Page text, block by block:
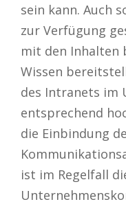
sein kann. Auch
zur Verfügung
mit den Inhalten
Wissen
des Intranets im
entsprechend
die Einbindung
ist im Regelfall